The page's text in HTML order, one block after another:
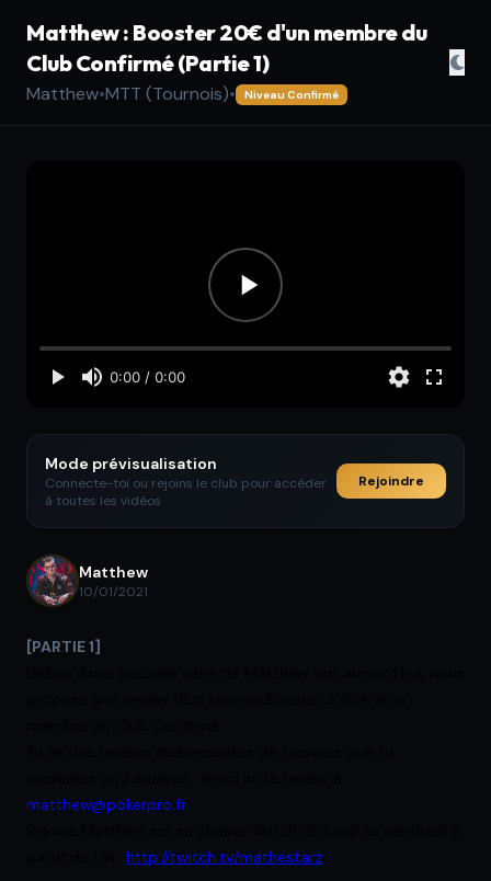
Matthew : Booster 20€ d'un membre du
Club Confirmé (Partie 1)
Matthew•MTT (Tournois)• Niveau Confirmé
Mode prévisualisation
Connecte-toi ou rejoins le club pour accéder
à toutes les vidéos
Rejoindre
Matthew
10/01/2021
[PARTIE 1]
matthew@pokerpro.fr
http://twitch.tv/mathestarz